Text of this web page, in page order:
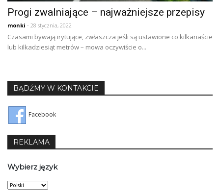
Progi zwalniające – najważniejsze przepisy
monki - 28 stycznia, 2022
Czasami bywają irytujące, zwłaszcza jeśli są ustawione co kilkanaście
lub kilkadziesiąt metrów – mowa oczywiście o...
BĄDŹMY W KONTAKCIE
Facebook
REKLAMA
Wybierz język
Wybierz
język